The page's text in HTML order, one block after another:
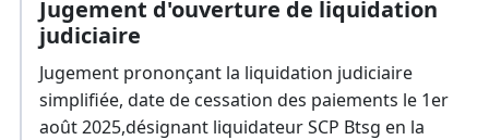
Jugement d'ouverture de liquidation
judiciaire
Jugement prononçant la liquidation judiciaire
simplifiée, date de cessation des paiements le 1er
août 2025,désignant liquidateur SCP Btsg en la